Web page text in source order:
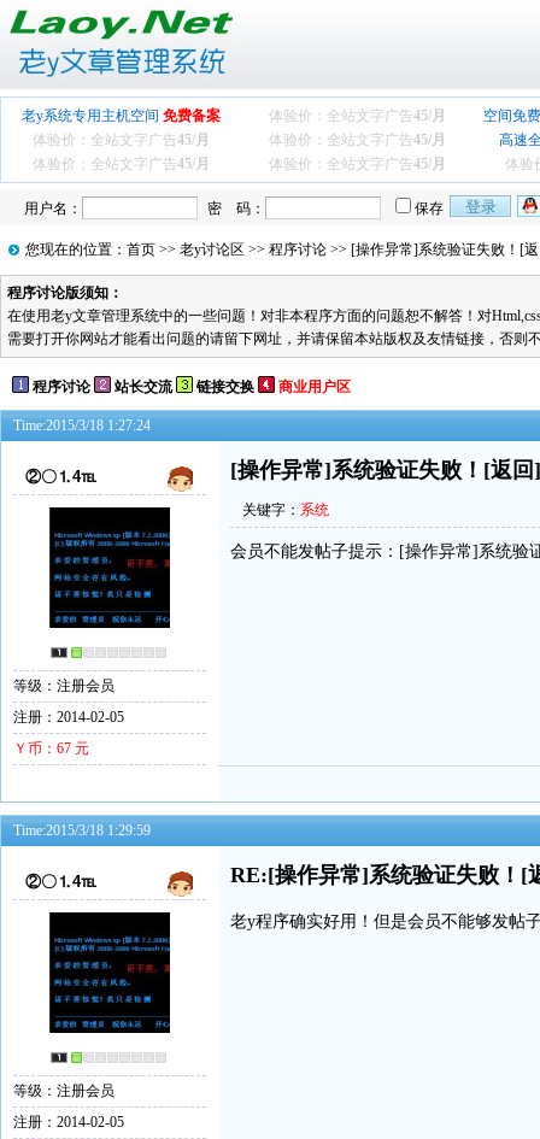
老y系统专用主机空间 免费备案 体验价：全站文字广告45/月
空间免
体验价：全站文字广告45/月 体验价：全站文字广告45/月
高速
体验价：全站文字广告45/月 体验价：全站文字广告45/月 体验
用户名： 密 码： 保存
您现在的位置： 首页 >> 老y讨论区 >> 程序讨论 >> [操作异常]系统验证失败！[
程序讨论版须知：
在使用老y文章管理系统中的一些问题！对非本程序方面的问题恕不解答！对
需要打开你网站才能看出问题的请留下网址，并请保留本站版权及友情链接，否则
程序讨论 站长交流 链接交换 商业用户区
Time:2015/3/18 1:27:24
②〇⒈4℡
等级：注册会员
注册：2014-02-05
Ｙ币：67 元
[操作异常]系统验证失败！[返回]
关键字： 系统
会员不能发帖子提示：[操作异常]系统验
Time:2015/3/18 1:29:59
②〇⒈4℡
等级：注册会员
注册：2014-02-05
RE:[操作异常]系统验证失败！[
老y程序确实好用！但是会员不能够发帖